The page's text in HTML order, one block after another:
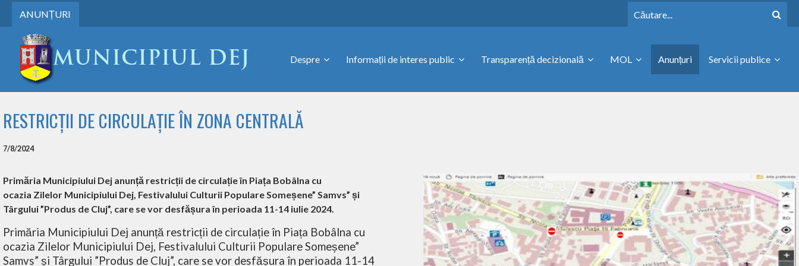
ANUNȚURI
Despre Informații de interes public Transparență decizională MOL Anunțuri Servicii publice
RESTRICȚII DE CIRCULAȚIE ÎN ZONA CENTRALĂ
7/8/2024
Primăria Municipiului Dej anunță restricții de circulație în Piața Bobâlna cu
ocazia Zilelor Municipiului Dej, Festivalului Culturii Populare Someșene” Samvs” și
Târgului ”Produs de Cluj”, care se vor desfășura în perioada 11-14 iulie 2024.
Primăria Municipiului Dej anunță restricții de circulație în Piața Bobâlna cu
ocazia Zilelor Municipiului Dej, Festivalului Culturii Populare Someșene”
Samvs” și Târgului ”Produs de Cluj”, care se vor desfășura în perioada 11-14